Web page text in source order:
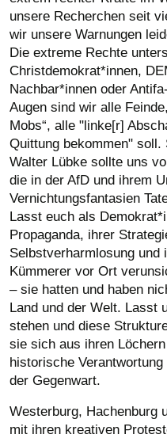
unsere Recherchen seit
wir unsere Warnungen
Die extreme Rechte
Christdemokrat*innen,
Nachbar*innen oder
Augen sind wir alle
Mobs“, alle "linke[r]
Quittung bekommen"
Walter Lübke sollte uns
die in der AfD und ihrem
Vernichtungsfantasien
Lasst euch als
Propaganda, ihrer
Selbstverharmlosung und
Kümmerer vor Ort
– sie hatten und haben
Land und der Welt. Lasst
stehen und diese
sie sich aus ihren
historische
der Gegenwart.
Westerburg, Hachenburg
mit ihren kreativen